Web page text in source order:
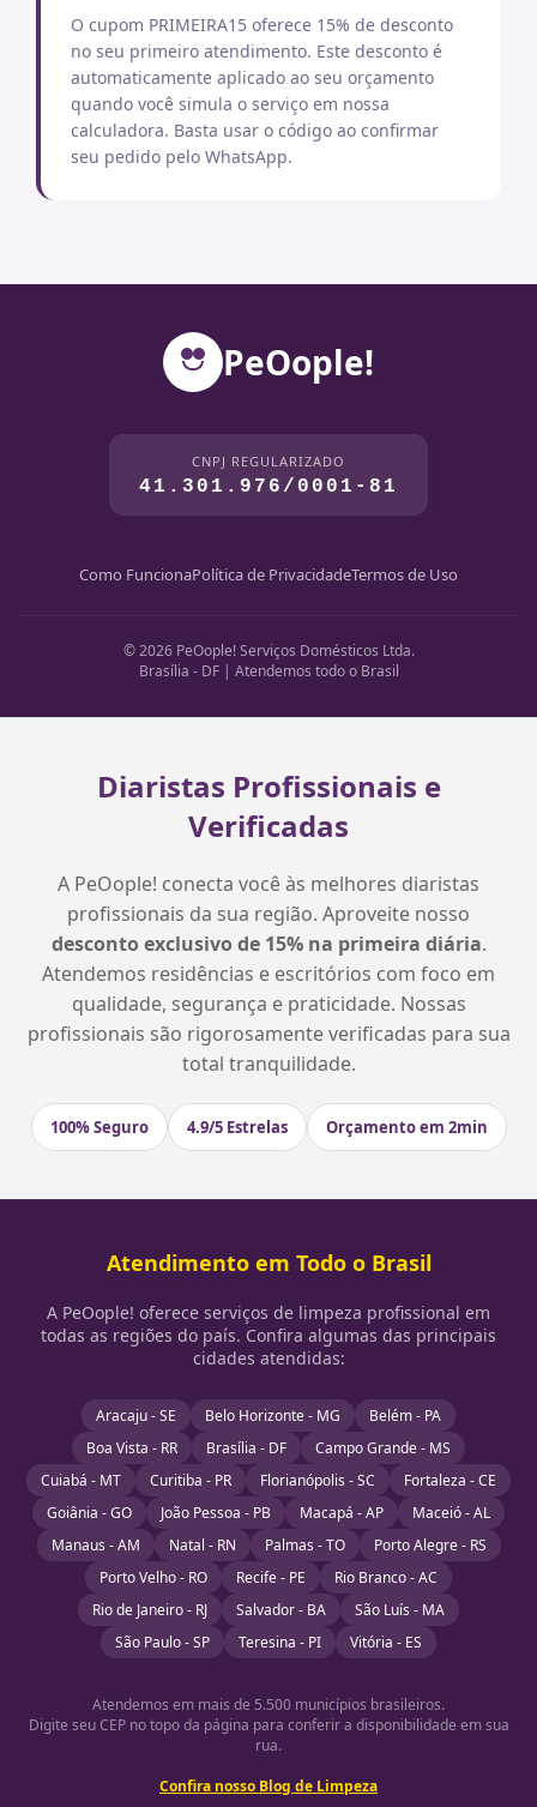
O cupom PRIMEIRA15 oferece 15% de desconto
no seu primeiro atendimento. Este desconto é
automaticamente aplicado ao seu orçamento
quando você simula o serviço em nossa
calculadora. Basta usar o código ao confirmar
seu pedido pelo WhatsApp.
PeOople!
CNPJ REGULARIZADO
41.301.976/0001-81
Como FuncionaPolítica de PrivacidadeTermos de Uso
© 2026 PeOople! Serviços Domésticos Ltda.
Brasília - DF | Atendemos todo o Brasil
Diaristas Profissionais e
Verificadas
A PeOople! conecta você às melhores diaristas
profissionais da sua região. Aproveite nosso
desconto exclusivo de 15% na primeira diária.
Atendemos residências e escritórios com foco em
qualidade, segurança e praticidade. Nossas
profissionais são rigorosamente verificadas para sua
total tranquilidade.
100% Seguro 4.9/5 Estrelas Orçamento em 2min
Atendimento em Todo o Brasil
A PeOople! oferece serviços de limpeza profissional em
todas as regiões do país. Confira algumas das principais
cidades atendidas:
Aracaju - SE Belo Horizonte - MG
Belém - PA
Boa Vista - RR
Brasília - DF
Campo Grande - MS
Cuiabá - MT
Curitiba - PR Florianópolis - SC
Fortaleza - CE
Goiânia - GO
João Pessoa - PB Macapá - AP
Maceió - AL
Manaus - AM
Natal - RN Palmas - TO
Porto Alegre - RS
Porto Velho - RO
Recife - PE
Rio Branco - AC
Rio de Janeiro - RJ
Salvador - BA
São Luís - MA
São Paulo - SP
Teresina - PI Vitória - ES
Atendemos em mais de 5.500 municípios brasileiros.
Digite seu CEP no topo da página para conferir a disponibilidade em sua
rua.
Confira nosso Blog de Limpeza